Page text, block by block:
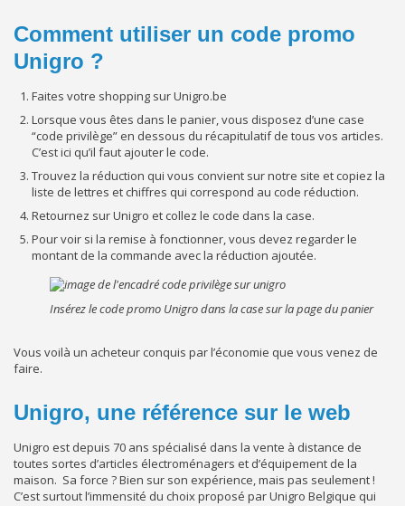
Comment utiliser un code promo
Unigro ?
Faites votre shopping sur Unigro.be
Lorsque vous êtes dans le panier, vous disposez d’une case
“code privilège” en dessous du récapitulatif de tous vos articles.
C’est ici qu’il faut ajouter le code.
Trouvez la réduction qui vous convient sur notre site et copiez la
liste de lettres et chiffres qui correspond au code réduction.
Retournez sur Unigro et collez le code dans la case.
Pour voir si la remise à fonctionner, vous devez regarder le
montant de la commande avec la réduction ajoutée.
Insérez le code promo Unigro dans la case sur la page du panier
Vous voilà un acheteur conquis par l’économie que vous venez de
faire.
Unigro, une référence sur le web
Unigro est depuis 70 ans spécialisé dans la vente à distance de
toutes sortes d’articles électroménagers et d’équipement de la
maison. Sa force ? Bien sur son expérience, mais pas seulement !
C’est surtout l’immensité du choix proposé par Unigro Belgique qui